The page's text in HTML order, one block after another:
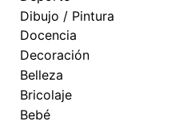
Dibujo / Pintura
Docencia
Decoración
Belleza
Bricolaje
Bebé